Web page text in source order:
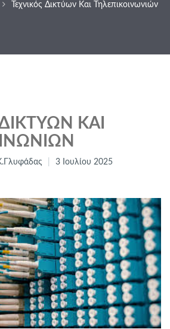
Τεχνικός Δικτύων Και Τηλεπικοινωνιών
ΚΑΙ
3 Ιουλίου 2025